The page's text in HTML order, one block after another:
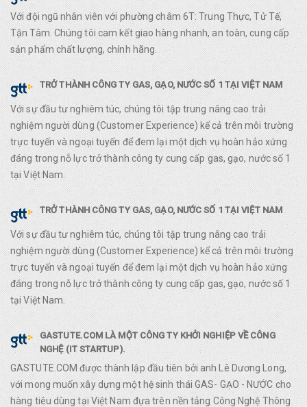
Với đội ngũ nhân viên với phường châm 6T: Trung Thực, Tử Tế,
Tận Tâm. Chúng tôi cam kết giao hàng nhanh, an toàn, cung cấp
sản phẩm chất lượng, chính hãng.
TRỞ THÀNH CÔNG TY GAS, GẠO, NƯỚC SỐ 1 TẠI VIỆT NAM
Với sự đầu tư nghiêm túc, chúng tôi tập trung nâng cao trải
nghiệm người dùng (Customer Experience) kể cả trên môi trường
trực tuyến và ngoại tuyến để đem lại một dịch vụ hoàn hảo xứng
đáng trong nỗ lực trở thành công ty cung cấp gas, gạo, nước số 1
tại Việt Nam.
TRỞ THÀNH CÔNG TY GAS, GẠO, NƯỚC SỐ 1 TẠI VIỆT NAM
Với sự đầu tư nghiêm túc, chúng tôi tập trung nâng cao trải
nghiệm người dùng (Customer Experience) kể cả trên môi trường
trực tuyến và ngoại tuyến để đem lại một dịch vụ hoàn hảo xứng
đáng trong nỗ lực trở thành công ty cung cấp gas, gạo, nước số 1
tại Việt Nam.
GASTUTE.COM LÀ MỘT CÔNG TY KHỞI NGHIỆP VỀ CÔNG
NGHỆ (IT STARTUP).
GASTUTE.COM được thành lập đầu tiên bởi anh Lê Dương Long,
với mong muốn xây dựng một hệ sinh thái GAS- GẠO - NƯỚC cho
hàng tiêu dùng tại Việt Nam đựa trên nền tảng Công Nghệ Thông